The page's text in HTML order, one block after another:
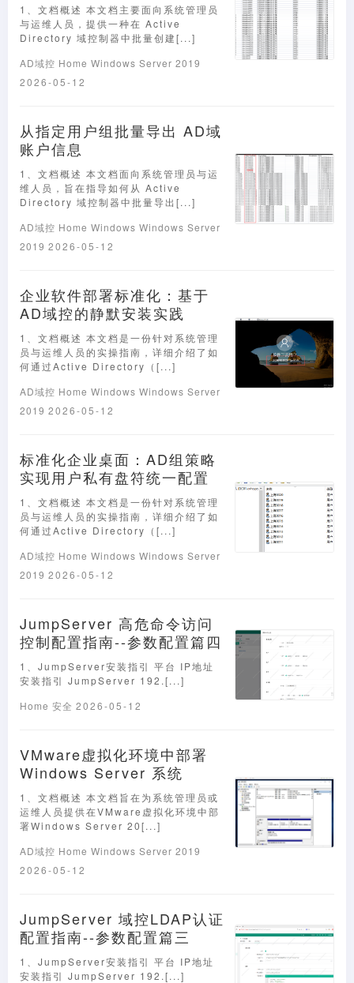
1、文档概述 本文档主要面向系统管理员
与运维人员，提供一种在 Active
Directory 域控制器中批量创建[...]
AD域控 Home Windows Server 2019
2026-05-12
从指定用户组批量导出 AD域
账户信息
1、文档概述 本文档面向系统管理员与运
维人员，旨在指导如何从 Active
Directory 域控制器中批量导出[...]
AD域控 Home Windows Windows Server
2019 2026-05-12
企业软件部署标准化：基于
AD域控的静默安装实践
1、文档概述 本文档是一份针对系统管理
员与运维人员的实操指南，详细介绍了如
何通过Active Directory（[...]
AD域控 Home Windows Windows Server
2019 2026-05-12
标准化企业桌面：AD组策略
实现用户私有盘符统一配置
1、文档概述 本文档是一份针对系统管理
员与运维人员的实操指南，详细介绍了如
何通过Active Directory（[...]
AD域控 Home Windows Windows Server
2019 2026-05-12
JumpServer 高危命令访问
控制配置指南--参数配置篇四
1、JumpServer安装指引 平台 IP地址
安装指引 JumpServer 192.[...]
Home 安全 2026-05-12
VMware虚拟化环境中部署
Windows Server 系统
1、文档概述 本文档旨在为系统管理员或
运维人员提供在VMware虚拟化环境中部
署Windows Server 20[...]
AD域控 Home Windows Server 2019
2026-05-12
JumpServer 域控LDAP认证
配置指南--参数配置篇三
1、JumpServer安装指引 平台 IP地址
安装指引 JumpServer 192.[...]